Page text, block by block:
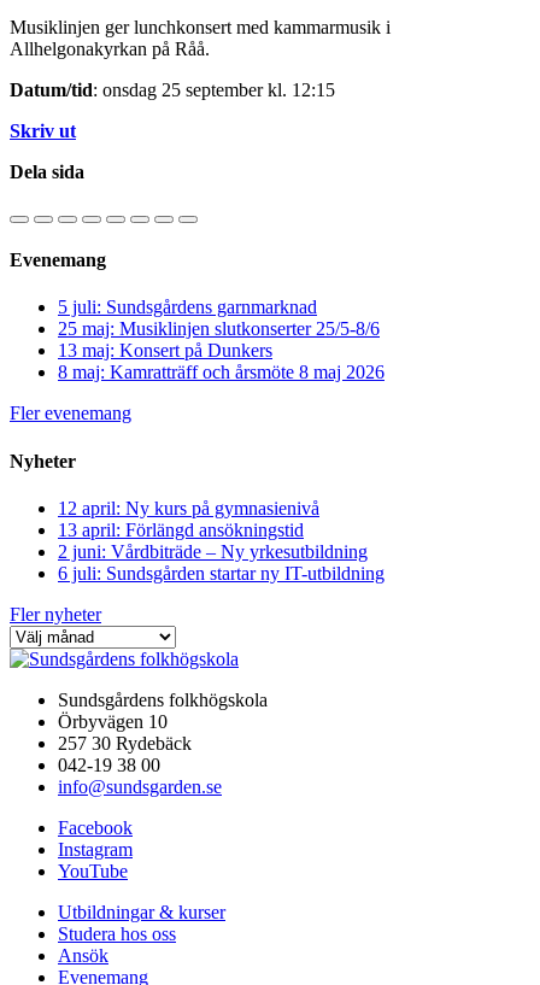
Musiklinjen ger lunchkonsert med kammarmusik i
Allhelgonakyrkan på Råå.
Datum/tid: onsdag 25 september kl. 12:15
Skriv ut
Dela sida
Evenemang
5 juli: Sundsgårdens garnmarknad
25 maj: Musiklinjen slutkonserter 25/5-8/6
13 maj: Konsert på Dunkers
8 maj: Kamratträff och årsmöte 8 maj 2026
Fler evenemang
Nyheter
12 april: Ny kurs på gymnasienivå
13 april: Förlängd ansökningstid
2 juni: Vårdbiträde – Ny yrkesutbildning
6 juli: Sundsgården startar ny IT-utbildning
Fler nyheter
Sundsgårdens folkhögskola
Örbyvägen 10
257 30 Rydebäck
042-19 38 00
info@sundsgarden.se
Facebook
Instagram
YouTube
Utbildningar & kurser
Studera hos oss
Ansök
Evenemang